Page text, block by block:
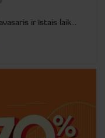
ir īstais laik...